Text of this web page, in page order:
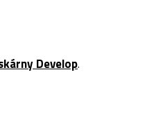
Develop.